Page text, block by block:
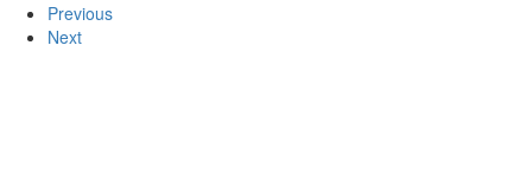
Previous
Next